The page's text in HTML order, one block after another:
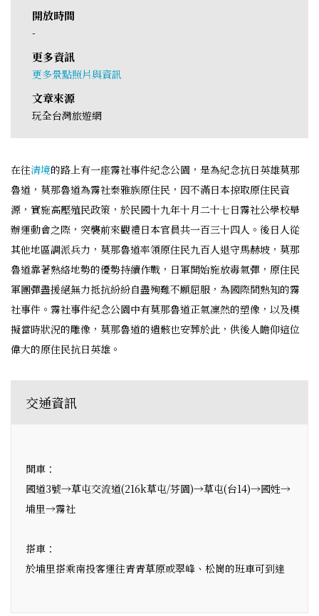
開放時間
-
更多資訊
更多景點照片與資訊
文章來源
玩全台灣旅遊網
在往清境的路上有一座霧社事件紀念公園，是為紀念抗日英雄莫那
魯道，莫那魯道為霧社泰雅族原住民，因不滿日本掠取原住民資
源，實施高壓殖民政策，於民國十九年十月二十七日霧社公學校舉
辦運動會之際，突襲前來觀禮日本官員共一百三十四人。後日人從
其他地區調派兵力，莫那魯道率領原住民九百人退守馬赫坡，莫那
魯道靠著熟絡地勢的優勢持續作戰，日軍開始施放毒氣彈，原住民
軍團彈盡援絕無力抵抗紛紛自盡殉難不願屈服，為國際間熟知的霧
社事件。霧社事件紀念公園中有莫那魯道正氣凜然的塑像，以及模
擬當時狀況的雕像，莫那魯道的遺骸也安葬於此，供後人瞻仰這位
偉大的原住民抗日英雄。
交通資訊
開車：
國道3號→草屯交流道(216k草屯/芬園)→草屯(台14)→國姓→
埔里→霧社
搭車：
於埔里搭乘南投客運往青青草原或翠峰、松崗的班車可到達